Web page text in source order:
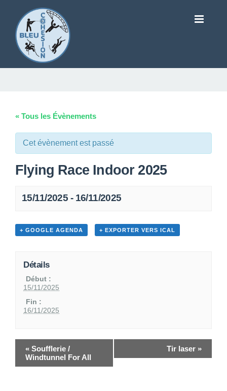
« Tous les Évènements
Cet évènement est passé
Flying Race Indoor 2025
15/11/2025 - 16/11/2025
+ GOOGLE AGENDA + EXPORTER VERS ICAL
Détails
Début :
15/11/2025
Fin :
16/11/2025
« Soufflerie /
Windtunnel For All
Tir laser »